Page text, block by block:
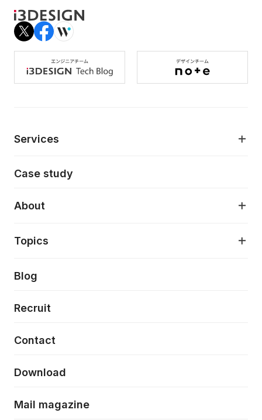
Services
AI駆動開発支援
モダナイゼーション
特徴量エンジニアリングと生成AI
デザインシステム構築支援
フロントエンド開発
Case study
About
About
当社が目指しているもの
Topics
Press release
News
Event/Seminer
Blog
Recruit
Contact
Download
Mail magazine